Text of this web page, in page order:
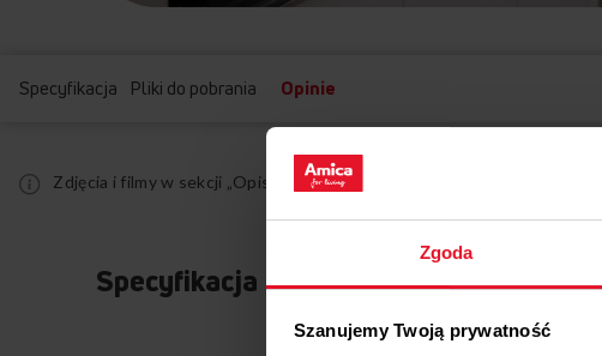
Zgoda
Szanujemy Twoją prywatność
Specyfikacja Pliki do pobrania Opinie
Zdjęcia i filmy w sekcji „Opis produktu” mają charakter poglądowy i
Specyfikacja